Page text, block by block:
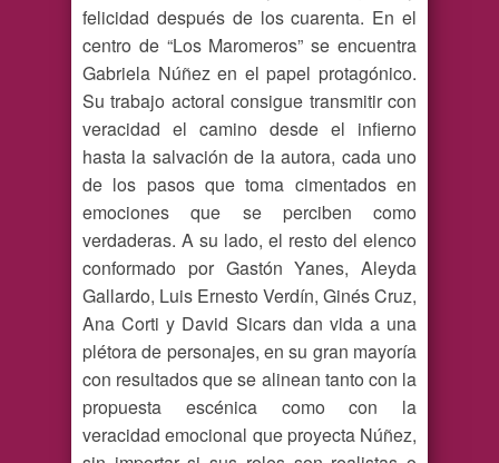
felicidad después de los cuarenta. En el
centro de “Los Maromeros” se encuentra
Gabriela Núñez en el papel protagónico.
Su trabajo actoral consigue transmitir con
veracidad el camino desde el infierno
hasta la salvación de la autora, cada uno
de los pasos que toma cimentados en
emociones que se perciben como
verdaderas. A su lado, el resto del elenco
conformado por Gastón Yanes, Aleyda
Gallardo, Luis Ernesto Verdín, Ginés Cruz,
Ana Corti y David Sicars dan vida a una
plétora de personajes, en su gran mayoría
con resultados que se alinean tanto con la
propuesta escénica como con la
veracidad emocional que proyecta Núñez,